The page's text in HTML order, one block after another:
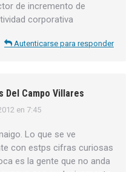
de incremento de
corporativa
Autenticarse para responder
Del Campo Villares
en 7:45
Lo que se ve
con estps cifras curiosas
es la gente que no anda